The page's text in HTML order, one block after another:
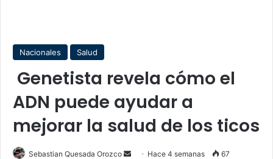
Nacionales Salud
Genetista revela cómo el
ADN puede ayudar a
mejorar la salud de los ticos
Sebastian Quesada Orozco
Send Hace 4 semanas 67